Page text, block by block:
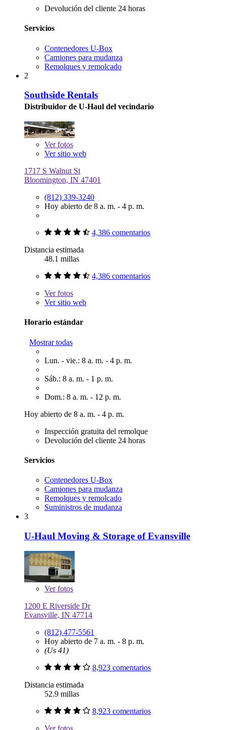
Devolución del cliente 24 horas
Servicios
Contenedores U-Box
Camiones para mudanza
Remolques y remolcado
2
Southside Rentals
Distribuidor de U-Haul del vecindario
Verfotos
Ver sitio web
1717 S Walnut St
Bloomington, IN 47401
(812) 339-3240
Hoy abierto de 8 a. m. - 4 p. m.
4,386 comentarios
Distancia estimada
48.1 millas
4,386 comentarios
Verfotos
Ver sitio web
Horario estándar
Mostrar todas
Lun. - vie.: 8 a. m. - 4 p. m.
Sáb.: 8 a. m. - 1 p. m.
Dom.: 8 a. m. - 12 p. m.
Hoy abierto de 8 a. m. - 4 p. m.
Inspección gratuita del remolque
Devolución del cliente 24 horas
Servicios
Contenedores U-Box
Camiones para mudanza
Remolques y remolcado
Suministros de mudanza
3
U-Haul Moving & Storage of Evansville
Verfotos
1200 E Riverside Dr
Evansville, IN 47714
(812) 477-5561
Hoy abierto de 7 a. m. - 8 p. m.
(Us 41)
8,923 comentarios
Distancia estimada
52.9 millas
8,923 comentarios